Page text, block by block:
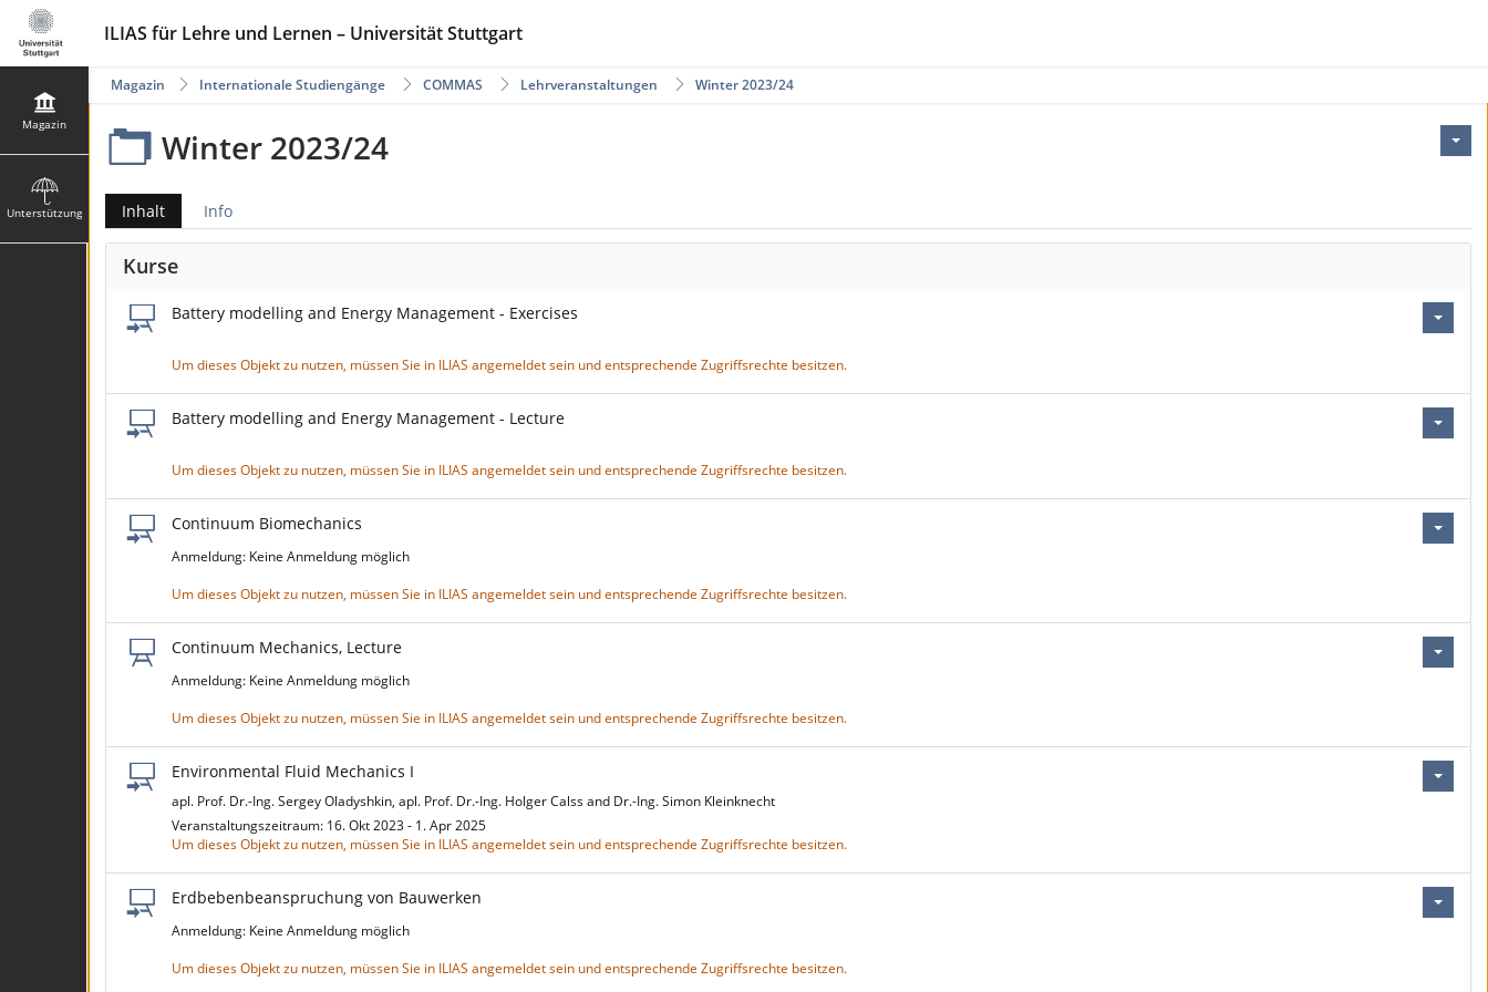
ILIAS für Lehre und Lernen – Universität Stuttgart
Magazin
Unterstützung
Winter 2023/24
Lehrveranstaltungen
COMMAS
Internationale Studiengänge
Magazin
Winter 2023/24
Inhalt Info
Kurse
Battery modelling and Energy Management - Exercises
Um dieses Objekt zu nutzen, müssen Sie in ILIAS angemeldet sein und entsprechende Zugriffsrechte besitzen.
Battery modelling and Energy Management - Lecture
Um dieses Objekt zu nutzen, müssen Sie in ILIAS angemeldet sein und entsprechende Zugriffsrechte besitzen.
Continuum Biomechanics
Anmeldung: Keine Anmeldung möglich
Um dieses Objekt zu nutzen, müssen Sie in ILIAS angemeldet sein und entsprechende Zugriffsrechte besitzen.
Continuum Mechanics, Lecture
Anmeldung: Keine Anmeldung möglich
Um dieses Objekt zu nutzen, müssen Sie in ILIAS angemeldet sein und entsprechende Zugriffsrechte besitzen.
Environmental Fluid Mechanics I
apl. Prof. Dr.-Ing. Sergey Oladyshkin, apl. Prof. Dr.-Ing. Holger Calss and Dr.-Ing. Simon Kleinknecht
Veranstaltungszeitraum: 16. Okt 2023 - 1. Apr 2025
Um dieses Objekt zu nutzen, müssen Sie in ILIAS angemeldet sein und entsprechende Zugriffsrechte besitzen.
Erdbebenbeanspruchung von Bauwerken
Anmeldung: Keine Anmeldung möglich
Um dieses Objekt zu nutzen, müssen Sie in ILIAS angemeldet sein und entsprechende Zugriffsrechte besitzen.